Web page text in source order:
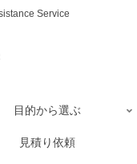
Service
目的から選ぶ
見積り依頼